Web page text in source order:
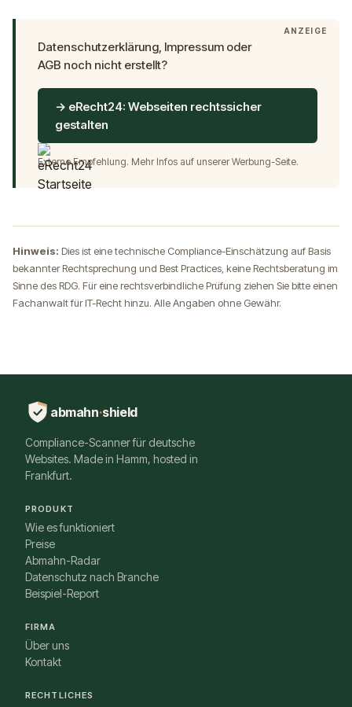
ANZEIGE
Datenschutzerklärung, Impressum oder
AGB noch nicht erstellt?
→ eRecht24: Webseiten rechtssicher
gestalten
Externe Empfehlung. Mehr Infos auf unsererWerbung-Seite.
Hinweis: Dies ist eine technische Compliance-Einschätzung auf Basis
bekannter Rechtsprechung und Best Practices, keine Rechtsberatung im
Sinne des RDG. Für eine rechtsverbindliche Prüfung ziehen Sie bitte einen
Fachanwalt für IT-Recht hinzu. Alle Angaben ohne Gewähr.
abmahn·shield
Compliance-Scanner für deutsche
Websites. Made in Hamm, hosted in
Frankfurt.
PRODUKT
Wie es funktioniert
Preise
Abmahn-Radar
Datenschutz nach Branche
Beispiel-Report
FIRMA
Über uns
Kontakt
RECHTLICHES